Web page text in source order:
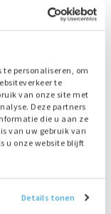
personaliseren, om
te
van onze site met
Deze partners
die u aan ze
van uw gebruik van
u onze website blijft
Details tonen